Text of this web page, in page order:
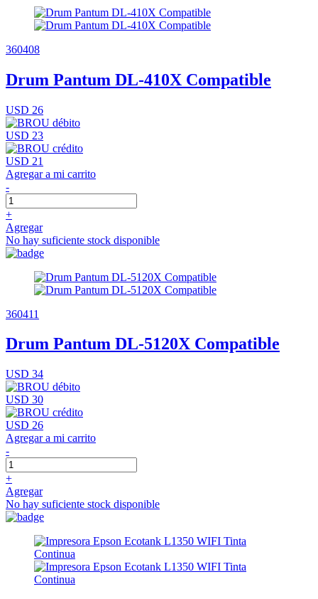
360408
Drum Pantum DL-410X Compatible
USD 26
USD 23
USD 21
Agregar a mi carrito
-
+
Agregar
No hay suficiente stock disponible
360411
Drum Pantum DL-5120X Compatible
USD 34
USD 30
USD 26
Agregar a mi carrito
-
+
Agregar
No hay suficiente stock disponible